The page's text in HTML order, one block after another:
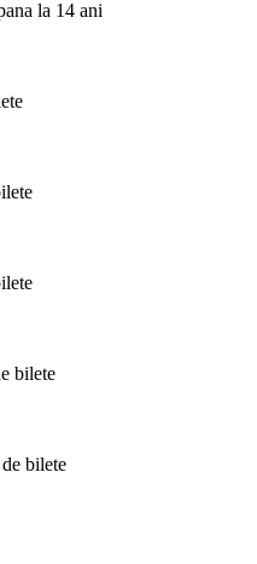
la 14 ani
bilete
bilete